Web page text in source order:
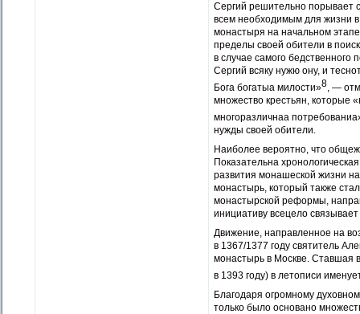
Сергий решительно порывает
всем необходимым для жизни в
монастыря на начальном
пределы своей обители в
в случае самого
Сергий всяку нужю ону, и
Бога богатыа милости»8, —
множество крестьян, которые
многоразличнаа
нужды своей обители.
Наиболее вероятно, что
Показательна
развития монашеской жизни
монастырь, который также
монастырской реформы,
инициативу всецело
Движение, направленное на
в 1367/1377 году святитель
монастырь в Москве. Ставшая
в 1393 году) в летописи
Благодаря огромному
только было основано